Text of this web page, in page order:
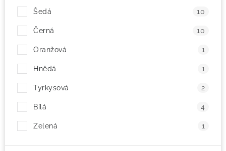
Testovací centrum
Šedá 10
Černá 10
Oranžová 1
Hnědá 1
Tyrkysová 2
Bílá 4
Zelená 1